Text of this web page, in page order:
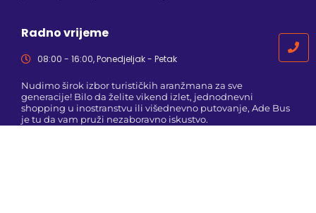
Radno vrijeme
08:00 - 16:00, Ponedjeljak - Petak
Nudimo širok izbor turističkih aranžmana za sve
generacije! Bilo da želite vikend izlet, jednodnevni
shopping u inostranstvu ili višednevno putovanje, Ade Bus
je tu da vam pruži nezaboravno iskustvo.